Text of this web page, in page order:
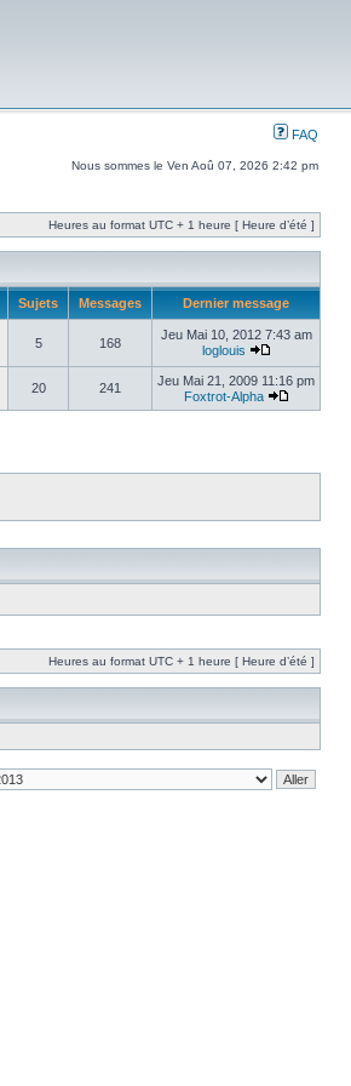
FAQ
Nous sommes le Ven Aoû 07, 2026 2:42 pm
Heures au format UTC + 1 heure [ Heure d’été ]
Sujets Messages Dernier message
5 168
Jeu Mai 10, 2012 7:43 am
loglouis
20 241
Jeu Mai 21, 2009 11:16 pm
Foxtrot-Alpha
Heures au format UTC + 1 heure [ Heure d’été ]